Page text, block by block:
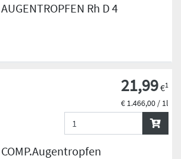
Rh D 4
21,99€1
€ 1.466,00 / 1l